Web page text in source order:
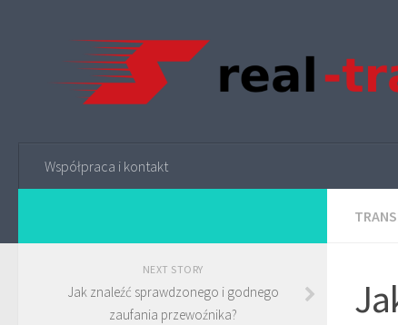
Współpraca i kontakt
NEXT STORY
Jak znaleźć sprawdzonego i godnego
zaufania przewoźnika?